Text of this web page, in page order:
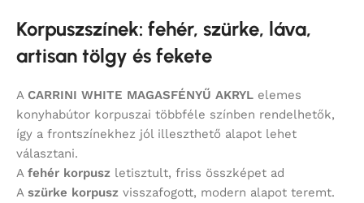
Korpuszszínek: fehér, szürke, láva,
artisan tölgy és fekete
A CARRINI WHITE MAGASFÉNYŰ AKRYL elemes
konyhabútor korpuszai többféle színben rendelhetők,
így a frontszínekhez jól illeszthető alapot lehet
választani.
A fehér korpusz letisztult, friss összképet ad
A szürke korpusz visszafogott, modern alapot teremt.